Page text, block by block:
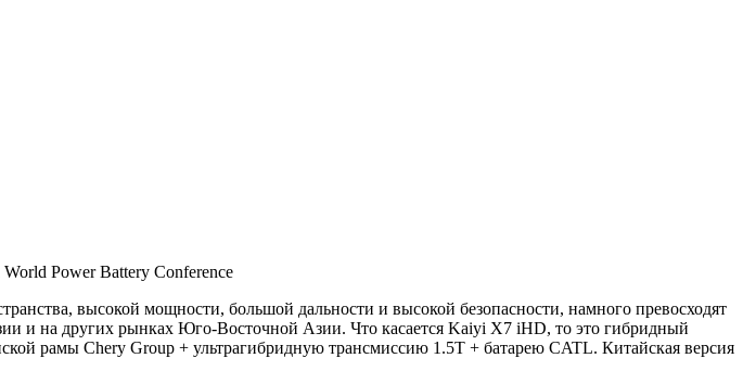
Power Battery Conference
высокой мощности, большой дальности и высокой безопасности, намного превосходят
и на других рынках Юго-Восточной Азии. Что касается Kaiyi X7 iHD, то это гибридный
рамы Chery Group + ультрагибридную трансмиссию 1.5T + батарею CATL. Китайская версия